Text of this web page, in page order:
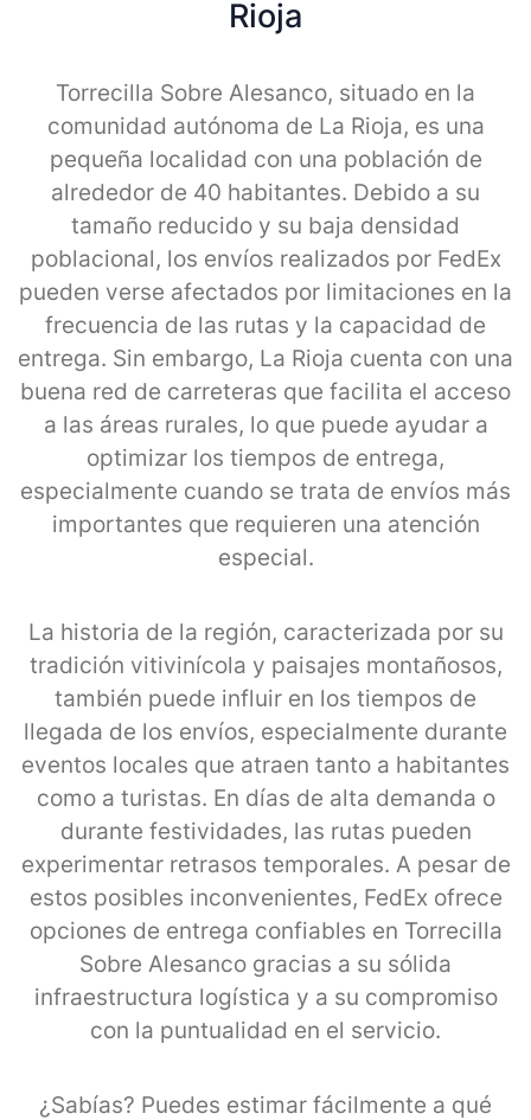
Rioja
Torrecilla Sobre Alesanco, situado en la
comunidad autónoma de La Rioja, es una
pequeña localidad con una población de
alrededor de 40 habitantes. Debido a su
tamaño reducido y su baja densidad
poblacional, los envíos realizados por FedEx
pueden verse afectados por limitaciones en la
frecuencia de las rutas y la capacidad de
entrega. Sin embargo, La Rioja cuenta con una
buena red de carreteras que facilita el acceso
a las áreas rurales, lo que puede ayudar a
optimizar los tiempos de entrega,
especialmente cuando se trata de envíos más
importantes que requieren una atención
especial.
La historia de la región, caracterizada por su
tradición vitivinícola y paisajes montañosos,
también puede influir en los tiempos de
llegada de los envíos, especialmente durante
eventos locales que atraen tanto a habitantes
como a turistas. En días de alta demanda o
durante festividades, las rutas pueden
experimentar retrasos temporales. A pesar de
estos posibles inconvenientes, FedEx ofrece
opciones de entrega confiables en Torrecilla
Sobre Alesanco gracias a su sólida
infraestructura logística y a su compromiso
con la puntualidad en el servicio.
¿Sabías? Puedes estimar fácilmente a qué